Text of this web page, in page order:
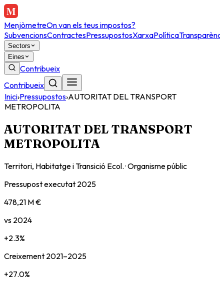
MenjòmetreOn van els teus impostos?
SubvencionsContractesPressupostosXarxaPolítica
Sectors
Eines
Contribueix
Contribueix
Inici›Pressupostos›AUTORITAT DEL TRANSPORT
METROPOLITA
AUTORITAT DEL TRANSPORT
METROPOLITA
Territori, Habitatge i Transició Ecol.·Organisme públic
Pressupost executat 2025
478,21 M €
vs 2024
+2.3%
Creixement 2021–2025
+27.0%